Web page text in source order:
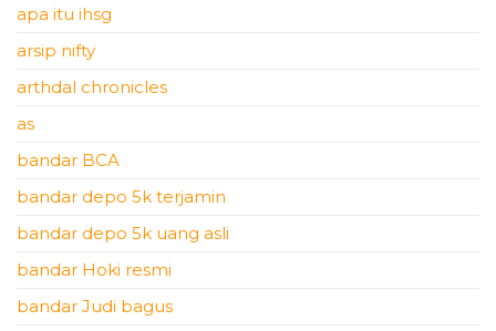
apa itu ihsg
arsip nifty
arthdal chronicles
as
bandar BCA
bandar depo 5k terjamin
bandar depo 5k uang asli
bandar Hoki resmi
bandar Judi bagus